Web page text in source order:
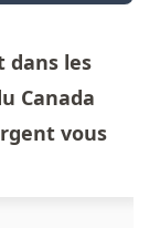
dans les
Canada
vous